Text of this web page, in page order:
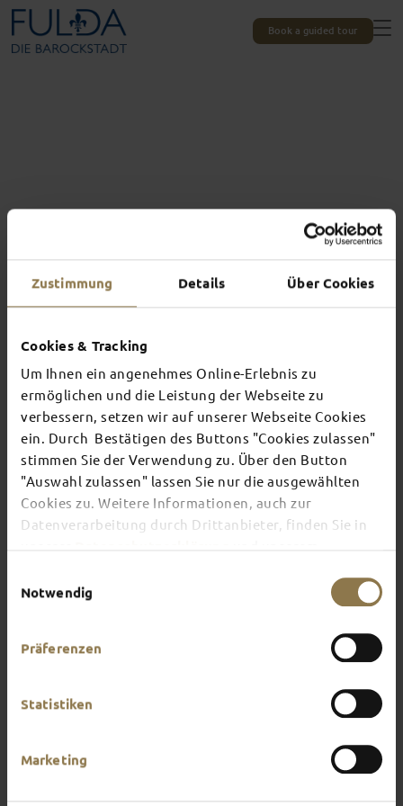
Zustimmung Details Über Cookies
Cookies & Tracking
Um Ihnen ein angenehmes Online-Erlebnis zu
ermöglichen und die Leistung der Webseite zu
verbessern, setzen wir auf unserer Webseite Cookies
ein. Durch Bestätigen des Buttons "Cookies zulassen"
stimmen Sie der Verwendung zu. Über den Button
"Auswahl zulassen" lassen Sie nur die ausgewählten
Cookies zu. Weitere Informationen, auch zur
Datenverarbeitung durch Drittanbieter, finden Sie in
Notwendig
Präferenzen
Statistiken
Marketing
Book a guided tour
HOTELS IN
FULDA
Are you ready for an unforgettable stay in Hesse’s
most picturesque baroque town? We have put
together a hand-picked selection of charming
hotels in Fulda that perfectly capture the spirit of
the baroque and the present day. Find the perfect